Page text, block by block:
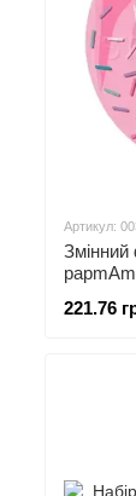
Артикул:
Змінний
221.76